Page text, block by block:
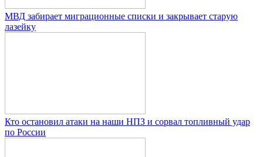
МВД забирает миграционные списки и закрывает старую
лазейку
Кто остановил атаки на наши НПЗ и сорвал топливный удар
по России